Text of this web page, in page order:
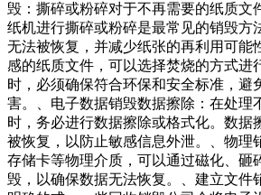
毁：撕碎或粉碎对于不再需要的纸质文
纸机进行撕碎或粉碎是最常见的销毁方
无法被恢复，并减少纸张的再利用可能
感的纸质文件，可以选择焚烧的方式进
时，必须确保符合环保和安全标准，避
害。、电子数据销毁数据擦除：在处理
时，务必进行数据擦除或格式化。数据
被恢复，以防止敏感信息外泄。、物理
存储卡等物理介质，可以通过磁化、砸
毁，以确保数据无法恢复。、建立文件